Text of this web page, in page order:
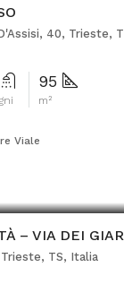
40, Trieste,
95
m²
Viale
– VIA DEI
TS, Italia